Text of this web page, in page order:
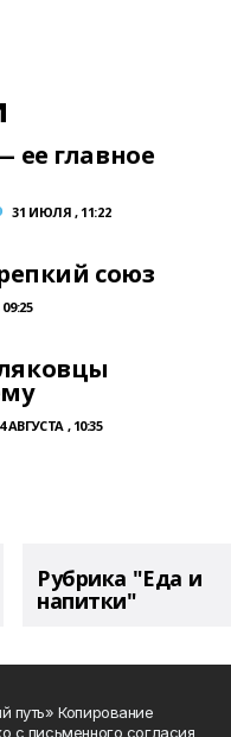
ее главное
31 ИЮЛЯ , 11:22
союз
4 АВГУСТА , 10:35
Рубрика "Еда и
напитки"
путь» Копирование
с письменного согласия